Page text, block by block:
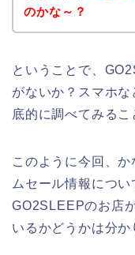
のかな～？
ということで、
がないか？スマホ
底的に調べてみるこ
このように今回、
ムセール情報につい
GO2SLEEPのお店
いるかどうかは分か